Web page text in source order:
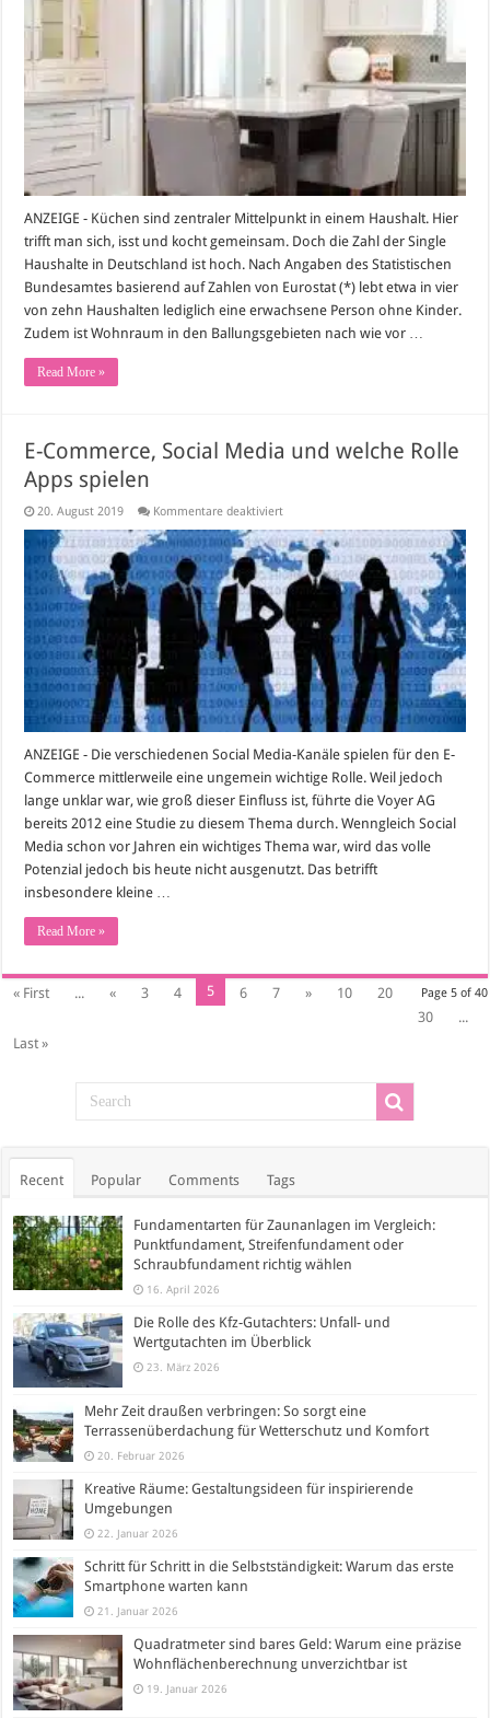
überraschend
praktisch
ANZEIGE - Küchen sind zentraler Mittelpunkt in einem Haushalt. Hier
trifft man sich, isst und kocht gemeinsam. Doch die Zahl der Single
Haushalte in Deutschland ist hoch. Nach Angaben des Statistischen
Bundesamtes basierend auf Zahlen von Eurostat (*) lebt etwa in vier
von zehn Haushalten lediglich eine erwachsene Person ohne Kinder.
Zudem ist Wohnraum in den Ballungsgebieten nach wie vor …
Read More »
E-Commerce, Social Media und welche Rolle
Apps spielen
20. August 2019 Kommentare deaktiviertfür
Commerce,
Social
Media
und
welche
Rolle
Apps
spielen
ANZEIGE - Die verschiedenen Social Media-Kanäle spielen für den E-
Commerce mittlerweile eine ungemein wichtige Rolle. Weil jedoch
lange unklar war, wie groß dieser Einfluss ist, führte die Voyer AG
bereits 2012 eine Studie zu diesem Thema durch. Wenngleich Social
Media schon vor Jahren ein wichtiges Thema war, wird das volle
Potenzial jedoch bis heute nicht ausgenutzt. Das betrifft
insbesondere kleine …
Read More »
Page 5 of 40
« First ... « 3 4 5 6 7 » 10
20
30
...
Last »
Recent Popular Comments Tags
Fundamentarten für Zaunanlagen im Vergleich:
Punktfundament, Streifenfundament oder
Schraubfundament richtig wählen
16. April 2026
Die Rolle des Kfz-Gutachters: Unfall- und
Wertgutachten im Überblick
23. März 2026
Mehr Zeit draußen verbringen: So sorgt eine
Terrassenüberdachung für Wetterschutz und Komfort
20. Februar 2026
Kreative Räume: Gestaltungsideen für inspirierende
Umgebungen
22. Januar 2026
Schritt für Schritt in die Selbstständigkeit: Warum das erste
Smartphone warten kann
21. Januar 2026
Quadratmeter sind bares Geld: Warum eine präzise
Wohnflächenberechnung unverzichtbar ist
19. Januar 2026